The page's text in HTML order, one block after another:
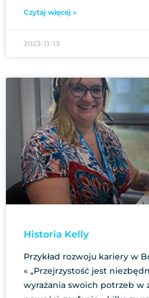
Czytaj więcej »
2023-11-13
Historia Kelly
Przykład rozwoju kariery w
« „Przejrzystość jest
wyrażania swoich potrzeb w